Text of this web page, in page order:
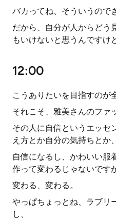
バカってね、そういうので
だから、自分が人からどう
もいけないと思うんですけ
12:00
こうありたいを目指すのが
それこそ、雅美さんのファ
その人に自信というエッセ
え方とか自分の気持ちとか、
自信になるし、かわいい服
作って変わるじゃないです
変わる、変わる。
やっぱちょっとね、ラブリ
し、